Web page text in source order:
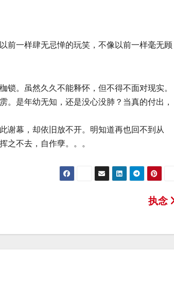
前一样肆无忌惮的玩笑，不像以前一样毫无顾
。虽然久久不能释怀，但不得不面对现实。
。是年幼无知，还是没心没肺？当真的付出，
谢幕，却依旧放不开。明知道再也回不到从
之不去，自作孽。。。
执念